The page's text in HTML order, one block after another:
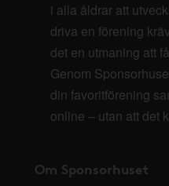
i alla åldrar att
driva en förening
det en utmaning att
Genom
din favoritförening
online – utan att det
Om Sponsorhuset